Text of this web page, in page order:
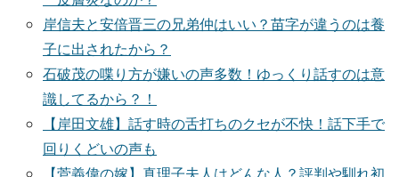
岸信夫と安倍晋三の兄弟仲はいい？苗字が違うのは養
子に出されたから？
石破茂の喋り方が嫌いの声多数！ゆっくり話すのは意
識してるから？！
【岸田文雄】話す時の舌打ちのクセが不快！話下手で
回りくどいの声も
【菅義偉の嫁】真理子夫人はどんな人？評判や馴れ初